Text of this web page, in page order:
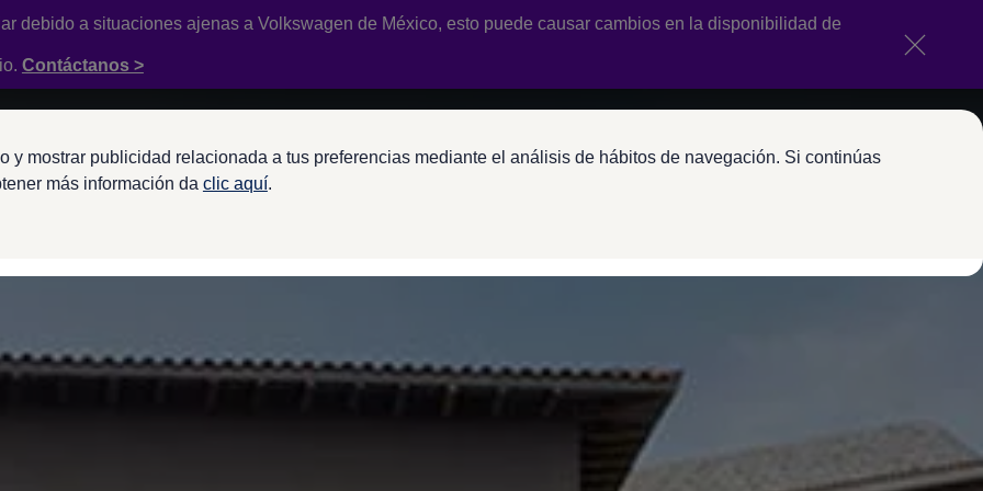
y mostrar publicidad relacionada a tus preferencias mediante el análisis de hábitos de navegación. Si continúas
más información da clic aquí.
debido a situaciones ajenas a Volkswagen de México, esto puede causar cambios en la disponibilidad de
Contáctanos >